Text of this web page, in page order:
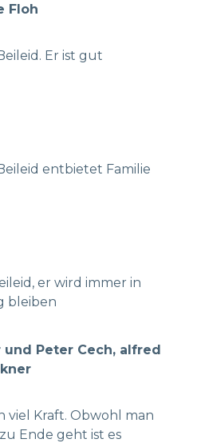
Floh
Er ist gut
entbietet Familie
er wird immer in
bleiben
Peter Cech, alfred
viel Kraft. Obwohl man
Ende geht ist es